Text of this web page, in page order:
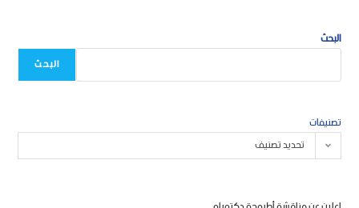
البحث
البحث
تصنيفات
تحديد تصنيف